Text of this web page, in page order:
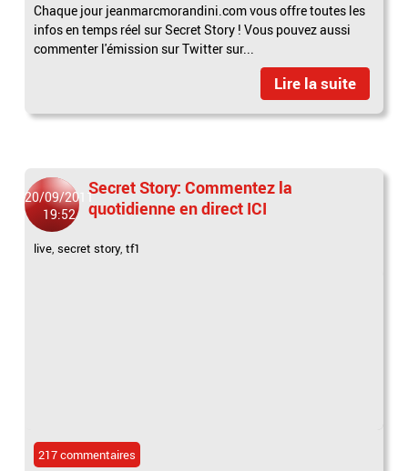
Chaque jour jeanmarcmorandini.com vous offre toutes les
infos en temps réel sur Secret Story ! Vous pouvez aussi
commenter l'émission sur Twitter sur...
Lire la suite
20/09/2011
19:52
Secret Story: Commentez la
quotidienne en direct ICI
live,secret story,tf1
217 commentaires